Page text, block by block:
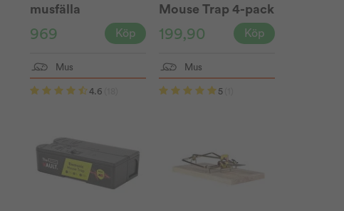
musfälla
TheVault®
969 Köp
Mouse Trap 4-pack
199,90 Köp
Mus
4.6
Mus
5